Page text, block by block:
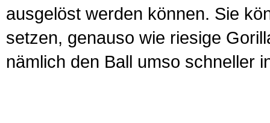
ausgelöst werden können. Sie
setzen, genauso wie riesige
nämlich den Ball umso schneller